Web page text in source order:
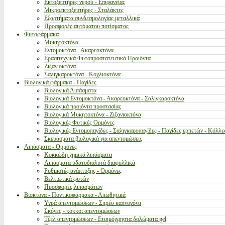
Εκτοξευτήρες νερού - Επιφανείας
Μικροεκτοξευτήρες - Σταλάκτες
Εξαρτήματα συνδεσμολογίας μεταλλικά
Προσφορές αυτόματου ποτίσματος
Φυτοφάρμακα
Μυκητοκτόνα
Εντομοκτόνα - Ακαρεοκτόνα
Ερασιτεχνικά Φυτοπροστατευτικά Προιόντα
Ζιζανιοκτόνα
Σαλιγκαροκτόνα - Κοχλιοκτόνα
Βιολογικά φάρμακα - Παγίδες
Βιολογικά Λιπάσματα
Βιολογικά Εντομοκτόνα - Ακαρεοκτόνα - Σαλιγκαροκτόνα
Βιολογικά προιόντα προστασίας
Βιολογικά Μυκητοκτόνα - Ζιζανιοκτόνα
Βιολογικές Φυτικές Ορμόνες
Βιολογικές Εντομοπαγίδες - Σαλιγκαροπαγίδες - Παγίδες ερπετών -
Σκευάσματα βιολογικά για απεντομώσεις
Λιπάσματα - Ορμόνες
Κοκκώδη χημικά λιπάσματα
Λιπάσματα υδατοδιαλυτά διαφυλλικά
Ρυθμιστές ανάπτυξης - Ορμόνες
Βελτιωτικά φυτών
Προσφορές λιπασμάτων
Βιοκτόνα - Ποντικοφάρμακα - Απωθητικά
Υγρά απεντομώσεων - Σπρέυ καπνογόνα
Σκόνες - κόκκοι απεντομώσεων
Τζέλ απεντομώσεων - Ετοιμόχρηστα δολώματα gel